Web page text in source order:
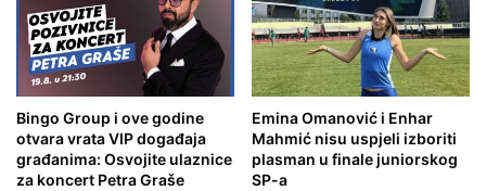
Bingo Group i ove godine
otvara vrata VIP događaja
građanima: Osvojite ulaznice
za koncert Petra Graše
Emina Omanović i Enhar
Mahmić nisu uspjeli izboriti
plasman u finale juniorskog
SP-a